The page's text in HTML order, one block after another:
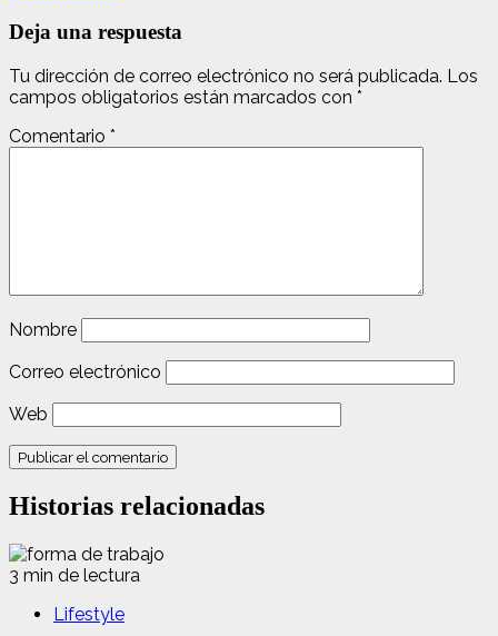
Deja una respuesta
Tu dirección de correo electrónico no será publicada. Los
campos obligatorios están marcados con *
Comentario *
Nombre
Correo electrónico
Web
Historias relacionadas
3 min de lectura
Lifestyle